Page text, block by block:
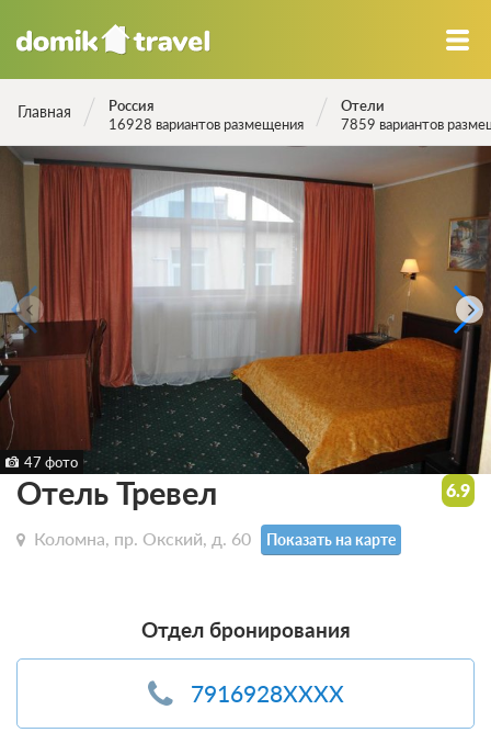
Главная
Россия
16928 вариантов размещения
Отели
7859 вариантов
47 фото
Отель Тревел
Коломна, пр. Окский, д. 60 Показать на карте
Отдел бронирования
7916928XXXX
6.9